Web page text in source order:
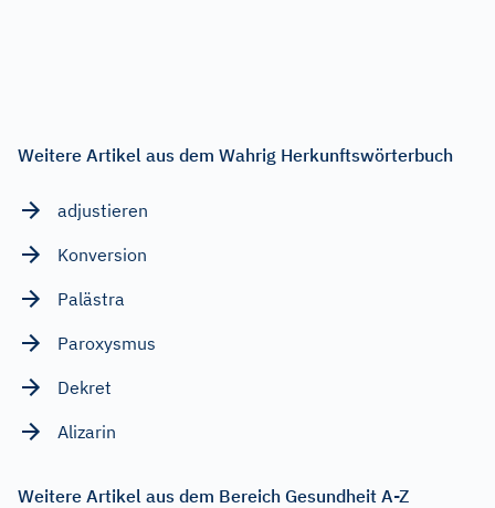
Weitere Artikel aus dem Wahrig Herkunftswörterbuch
adjustieren
Konversion
Palästra
Paroxysmus
Dekret
Alizarin
Weitere Artikel aus dem Bereich Gesundheit A-Z